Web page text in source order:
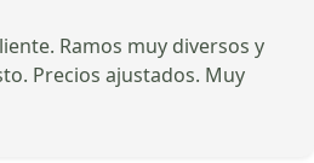
Ramos muy diversos y
Precios ajustados. Muy